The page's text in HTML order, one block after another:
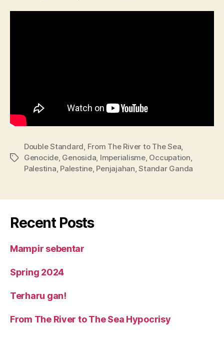
Tags
Double Standard From The River to The Sea
Genocide, Genosida Imperialisme, Occupation
Palestina Palestine, Penjajahan ,Standar Ganda
Recent Posts
Mampir sebentar
Spring 2024
Terharu gan!
From The River to The Sea Hypocrisy